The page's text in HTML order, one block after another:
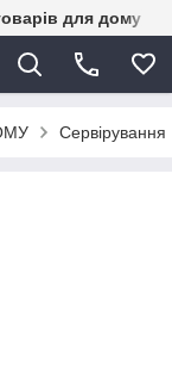
для дому
Сервірування